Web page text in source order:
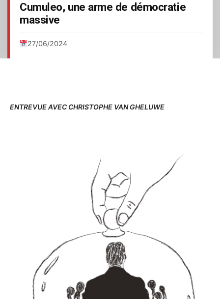
Cumuleo, une arme de démocratie
massive
27/06/2024
ENTREVUE AVEC CHRISTOPHE VAN GHELUWE